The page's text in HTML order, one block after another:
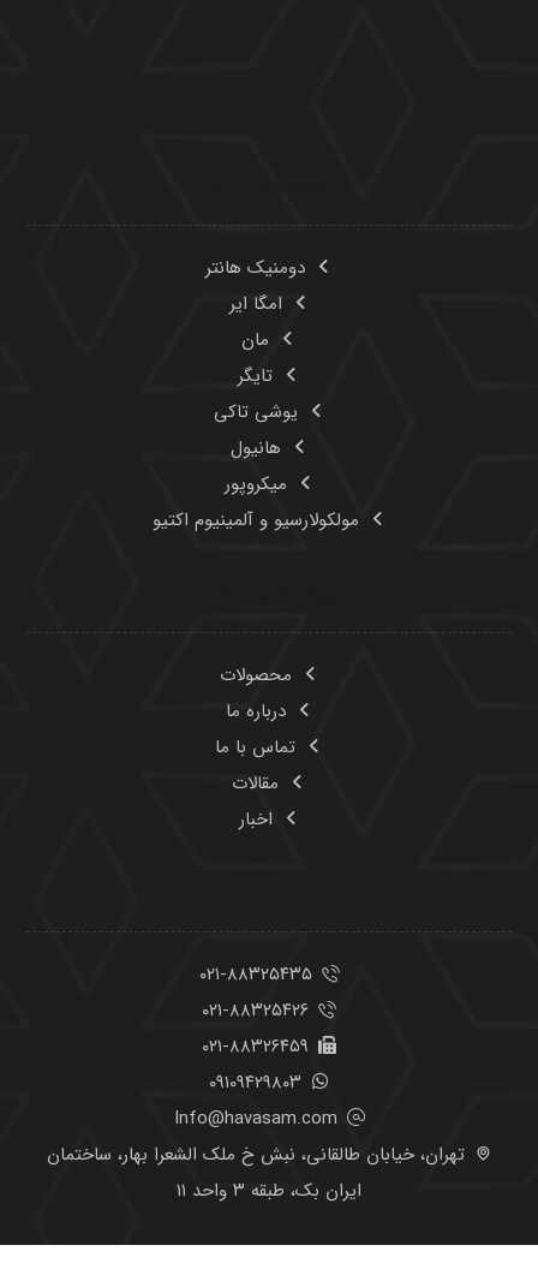
دومنیک هانتر
امگا ایر
مان
تایگر
یوشی تاکی
هانیول
میکروپور
مولکولارسیو و آلمینیوم اکتیو
محصولات
درباره ما
تماس با ما
مقالات
اخبار
۰۲۱-۸۸۳۲۵۴۳۵
۰۲۱-۸۸۳۲۵۴۲۶
۰۲۱-۸۸۳۲۶۴۵۹
۰۹۱۰۹۴۲۹۸۰۳
Info@havasam.com
تهران، خیابان طالقانی، نبش خ ملک الشعرا بهار، ساختمان
ایران بک، طبقه ۳ واحد ۱۱